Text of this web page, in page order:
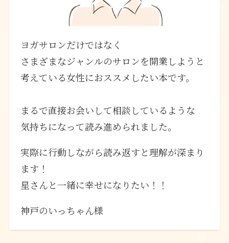
ヨガサロンだけではなく
さまざまなジャンルのサロンを開業しようと
考えている女性におススメしたい本です。
まるで直接お会いして相談しているような
気持ちになって読み進められました。
実際に行動しながら読み返すと理解が深まり
ます！
星さんと一緒に幸せになりたい！！
神戸のいっちゃん様